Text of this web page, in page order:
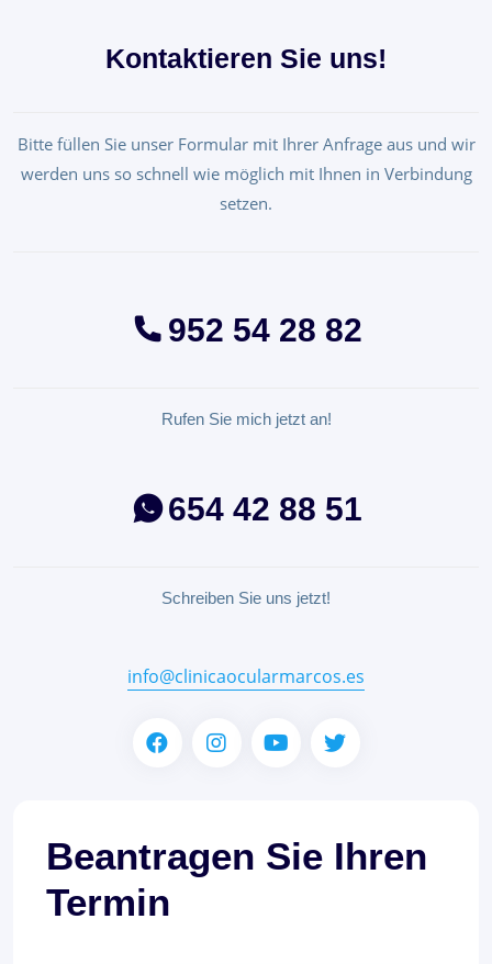
Kontaktieren Sie uns!
Bitte füllen Sie unser Formular mit Ihrer Anfrage aus und wir
werden uns so schnell wie möglich mit Ihnen in Verbindung
setzen.
952 54 28 82
Rufen Sie mich jetzt an!
654 42 88 51
Schreiben Sie uns jetzt!
info@clinicaocularmarcos.es
Beantragen Sie Ihren
Termin